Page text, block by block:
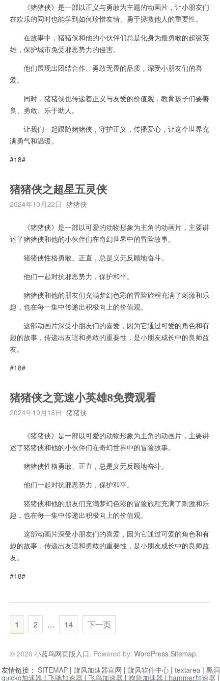
《猪猪侠》是一部以正义与勇敢为主题的动画片，让小朋友们
在欢乐的同时也能学到如何珍惜友情、勇于拯救他人的重要性。
在故事中，猪猪侠和他的小伙伴们总是化身为最勇敢的超级英
雄，保护城市免受邪恶势力的侵害。
他们展现出团结合作、勇敢无畏的品质，深受小朋友们的喜
爱。
同时，猪猪侠也传递着正义与友爱的价值观，教育孩子们要善
良、勇敢、乐于助人。
让我们一起跟随猪猪侠，守护正义，传播爱心，让这个世界充
满勇气和温暖。
#18#
猪猪侠之超星五灵侠
2024年10月22日 猪猪侠
《猪猪侠》是一部以可爱的动物形象为主角的动画片，主要讲
述了猪猪侠和他的小伙伴们在奇幻世界中的冒险故事。
猪猪侠性格勇敢、正直，总是义无反顾地奋斗。
他们一起对抗邪恶势力，保护和平。
猪猪侠和他的朋友们充满梦幻色彩的冒险旅程充满了刺激和乐
趣，也在每一集中传递出积极向上的价值观。
这部动画片深受小朋友们的喜爱，因为它通过可爱的角色和有
趣的故事，传递出友谊和勇敢的重要性，是小朋友成长中的良师益
友。
#18#
猪猪侠之竞速小英雄8免费观看
2024年10月18日 猪猪侠
《猪猪侠》是一部以可爱的动物形象为主角的动画片，主要讲
述了猪猪侠和他的小伙伴们在奇幻世界中的冒险故事。
猪猪侠性格勇敢、正直，总是义无反顾地奋斗。
他们一起对抗邪恶势力，保护和平。
猪猪侠和他的朋友们充满梦幻色彩的冒险旅程充满了刺激和乐
趣，也在每一集中传递出积极向上的价值观。
这部动画片深受小朋友们的喜爱，因为它通过可爱的角色和有
趣的故事，传递出友谊和勇敢的重要性，是小朋友成长中的良师益
友。
#18#
1 2 … 14 下一页
© 2026 小蓝鸟网页版入口. Powered by: WordPress.Sitemap.
友情链接： SITEMAP | 旋风加速器官网 | 旋风软件中心 | textarea | 黑
quickq加速器 | 飞驰加速器 | 飞鸟加速器 | 狗急加速器 | hammer加速器